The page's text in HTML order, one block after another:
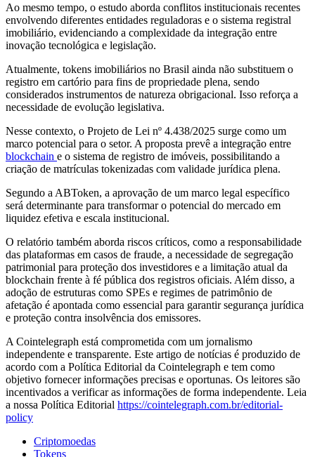
Ao mesmo tempo, o estudo aborda conflitos institucionais recentes
envolvendo diferentes entidades reguladoras e o sistema registral
imobiliário, evidenciando a complexidade da integração entre
inovação tecnológica e legislação.
Atualmente, tokens imobiliários no Brasil ainda não substituem o
registro em cartório para fins de propriedade plena, sendo
considerados instrumentos de natureza obrigacional. Isso reforça a
necessidade de evolução legislativa.
Nesse contexto, o Projeto de Lei nº 4.438/2025 surge como um
marco potencial para o setor. A proposta prevê a integração entre
blockchain e o sistema de registro de imóveis, possibilitando a
criação de matrículas tokenizadas com validade jurídica plena.
Segundo a ABToken, a aprovação de um marco legal específico
será determinante para transformar o potencial do mercado em
liquidez efetiva e escala institucional.
O relatório também aborda riscos críticos, como a responsabilidade
das plataformas em casos de fraude, a necessidade de segregação
patrimonial para proteção dos investidores e a limitação atual da
blockchain frente à fé pública dos registros oficiais. Além disso, a
adoção de estruturas como SPEs e regimes de patrimônio de
afetação é apontada como essencial para garantir segurança jurídica
e proteção contra insolvência dos emissores.
A Cointelegraph está comprometida com um jornalismo
independente e transparente. Este artigo de notícias é produzido de
acordo com a Política Editorial da Cointelegraph e tem como
objetivo fornecer informações precisas e oportunas. Os leitores são
incentivados a verificar as informações de forma independente. Leia
a nossa Política Editorial https://cointelegraph.com.br/editorial-
policy
Criptomoedas
Tokens